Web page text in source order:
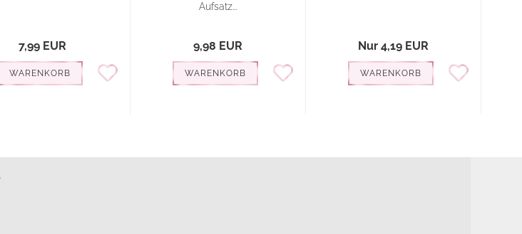
7,99 EUR
WARENKORB
Aufsatz...
9,98 EUR
WARENKORB
Nur 4,19 EUR
WARENKORB